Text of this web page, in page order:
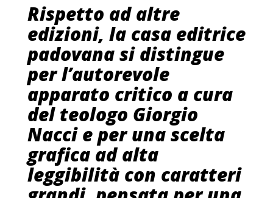
Rispetto ad altre
edizioni, la casa editrice
padovana si distingue
per l’autorevole
apparato critico a cura
del teologo Giorgio
Nacci e per una scelta
grafica ad alta
leggibilità con caratteri